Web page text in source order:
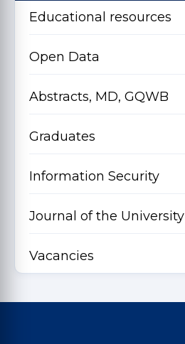
Educational resources
Open Data
Abstracts, MD, GQWB
Graduates
Information Security
Journal of the University
Vacancies